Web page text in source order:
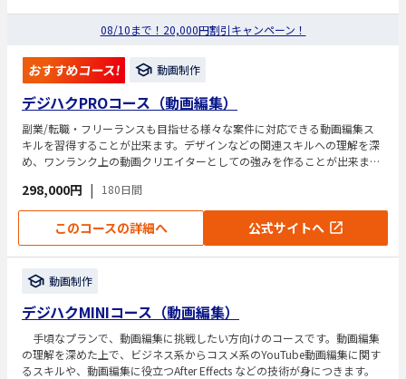
08/10まで！20,000円割引キャンペーン！
おすすめコース! 動画制作
デジハクPROコース（動画編集）
副業/転職・フリーランスも目指せる様々な案件に対応できる動画編集ス
キルを習得することが出来ます。デザインなどの関連スキルへの理解を深
め、ワンランク上の動画クリエイターとしての強みを作ることが出来ま
298,000円 | 180日間
このコースの詳細へ 公式サイトへ
動画制作
デジハクMINIコース（動画編集）
手頃なプランで、動画編集に挑戦したい方向けのコースです。動画編集
の理解を深めた上で、ビジネス系からコスメ系のYouTube動画編集に関す
るスキルや、動画編集に役立つAfter Effects などの技術が身につきます。